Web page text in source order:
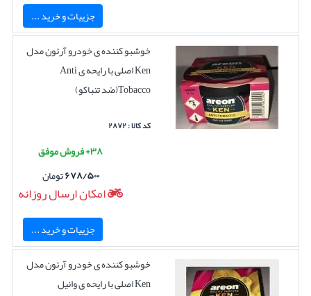
جزییات و خرید ...
خوشبو کننده ی خودرو آرئون مدل
Ken اصلی با رایحه ی Anti
Tobacco(ضد تنباکو)
کد کالا : ۲۸۷۲
۳۸+ فروش موفق
۶۷۸/۵۰۰تومان
امکان ارسال روزانه
جزییات و خرید ...
خوشبو کننده ی خودرو آرئون مدل
Ken اصلی با رایحه ی وانیل